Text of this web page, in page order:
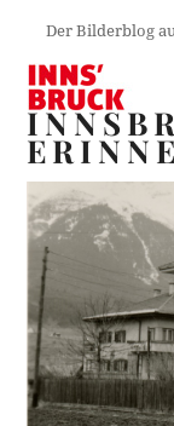
Der Bilderblog